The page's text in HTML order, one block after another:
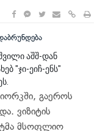
აშშ-დან
"ჯი-ეიჩ-ენს"
გაეროს
ვიზიტის
მსოფლიო